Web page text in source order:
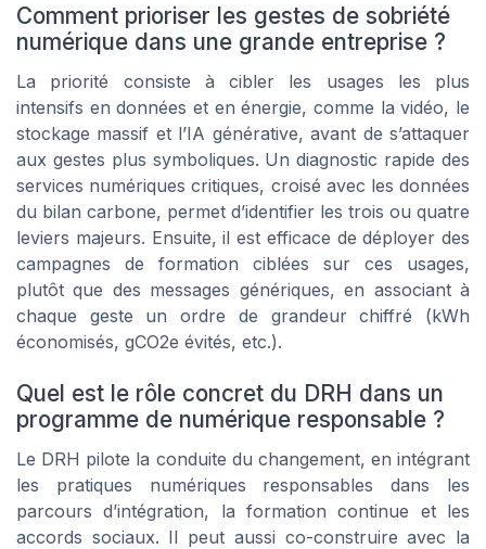
Comment prioriser les gestes de sobriété
numérique dans une grande entreprise ?
La priorité consiste à cibler les usages les plus
intensifs en données et en énergie, comme la vidéo, le
stockage massif et l’IA générative, avant de s’attaquer
aux gestes plus symboliques. Un diagnostic rapide des
services numériques critiques, croisé avec les données
du bilan carbone, permet d’identifier les trois ou quatre
leviers majeurs. Ensuite, il est efficace de déployer des
campagnes de formation ciblées sur ces usages,
plutôt que des messages génériques, en associant à
chaque geste un ordre de grandeur chiffré (kWh
économisés, gCO2e évités, etc.).
Quel est le rôle concret du DRH dans un
programme de numérique responsable ?
Le DRH pilote la conduite du changement, en intégrant
les pratiques numériques responsables dans les
parcours d’intégration, la formation continue et les
accords sociaux. Il peut aussi co-construire avec la